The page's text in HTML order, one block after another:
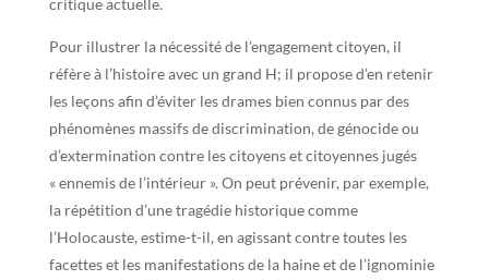
Pour illustrer la nécessité de l’engagement citoyen, il
réfère à l’histoire avec un grand H; il propose d’en retenir
les leçons afin d’éviter les drames bien connus par des
phénomènes massifs de discrimination, de génocide ou
d’extermination contre les citoyens et citoyennes jugés
« ennemis de l’intérieur ». On peut prévenir, par exemple,
la répétition d’une tragédie historique comme
l’Holocauste, estime-t-il, en agissant contre toutes les
facettes et les manifestations de la haine et de l’ignominie